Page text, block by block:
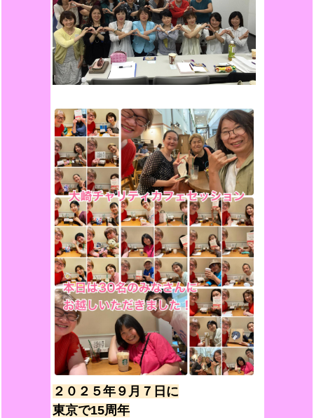
２０２５年９月７日に
東京で15周年